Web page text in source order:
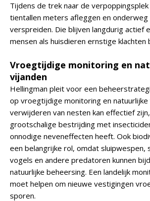
Tijdens de trek naar de verpoppingsplek
tientallen meters afleggen en onderweg
verspreiden. Die blijven langdurig actief
mensen als huisdieren ernstige klachten
Vroegtijdige monitoring en
vijanden
Hellingman pleit voor een
op vroegtijdige monitoring en
verwijderen van nesten kan effectief
grootschalige bestrijding met
onnodige neveneffecten heeft. Ook
een belangrijke rol, omdat sluipwespen,
vogels en andere predatoren kunnen
natuurlijke beheersing. Een landelijk
moet helpen om nieuwe vestigingen
sporen.